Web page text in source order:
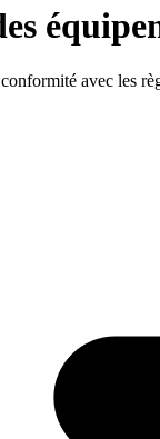
avec les